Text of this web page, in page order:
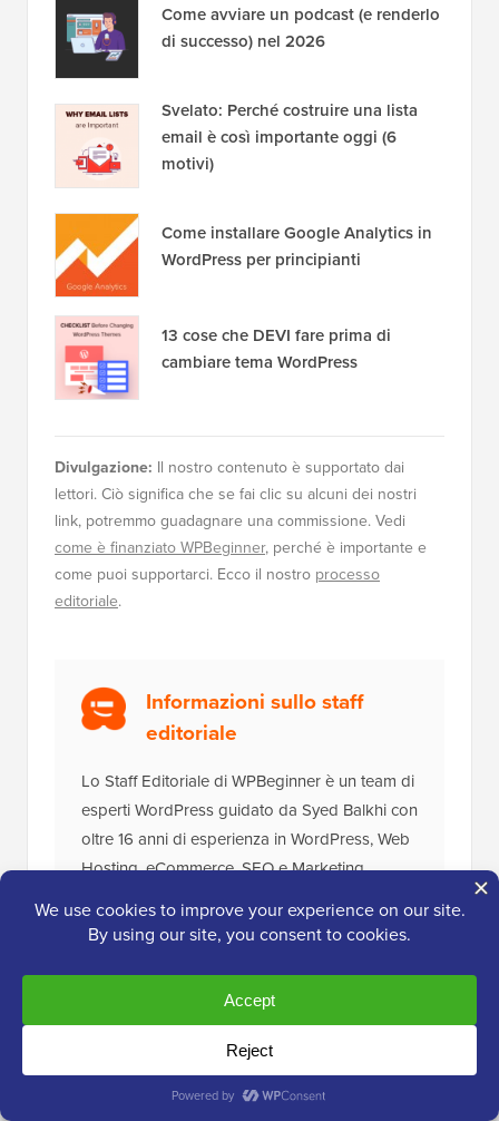
Come avviare un podcast (e renderlo
di successo) nel 2026
Svelato: Perché costruire una lista
email è così importante oggi (6
motivi)
Come installare Google Analytics in
WordPress per principianti
13 cose che DEVI fare prima di
cambiare tema WordPress
Divulgazione: Il nostro contenuto è supportato dai
lettori. Ciò significa che se fai clic su alcuni dei nostri
link, potremmo guadagnare una commissione. Vedi
come è finanziato WPBeginner, perché è importante e
come puoi supportarci. Ecco il nostro processo
editoriale.
Informazioni sullo staff
editoriale
Lo Staff Editoriale di WPBeginner è un team di
esperti WordPress guidato da Syed Balkhi con
oltre 16 anni di esperienza in WordPress, Web
Hosting, eCommerce, SEO e Marketing.
grande sito di risorse WordPress gratuite del